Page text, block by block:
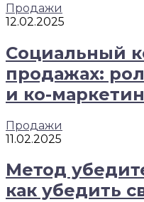
Продажи
12.02.2025
Социальный
продажах:
и ко-
Продажи
11.02.2025
Метод
как убедить